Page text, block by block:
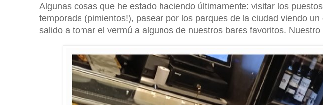
Algunas cosas que he estado haciendo últimamente: visitar los
temporada (pimientos!), pasear por los parques de la ciudad viendo
salido a tomar el vermú a algunos de nuestros bares favoritos.